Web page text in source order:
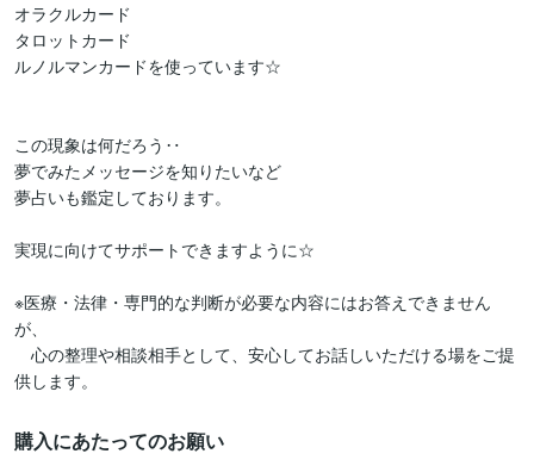
オラクルカード
タロットカード
ルノルマンカードを使っています☆
この現象は何だろう‥
夢でみたメッセージを知りたいなど
夢占いも鑑定しております。
実現に向けてサポートできますように☆
※医療・法律・専門的な判断が必要な内容にはお答えできません
が、
心の整理や相談相手として、安心してお話しいただける場をご提
供します。
購入にあたってのお願い